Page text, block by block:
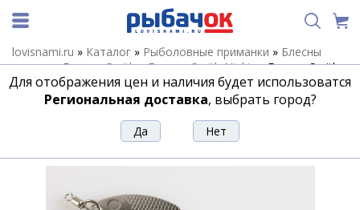
lovisnami.ru » Каталог » Рыболовные приманки » Блесны
летние»Блесны Smith»Блесны Smith Niakis»Блесна Smith
Niakis 4г n17
Блесна Smith Niakis 4г n17
Для отображения цен и наличия будет использоватся
Региональная доставка, выбрать город?